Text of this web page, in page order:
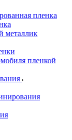
пленка
металлик
пленкой